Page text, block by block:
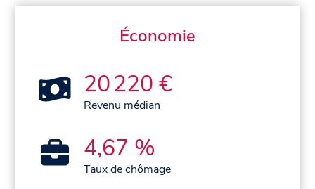
Économie
20 220 €
Revenu médian
4,67 %
Taux de chômage